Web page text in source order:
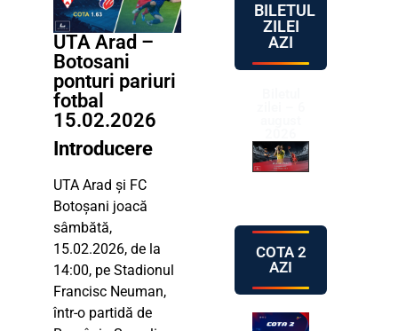
UTA Arad –
Botosani
ponturi pariuri
fotbal
15.02.2026
Introducere
UTA Arad și FC
Botoșani joacă
sâmbătă,
15.02.2026, de la
14:00, pe Stadionul
Francisc Neuman,
într-o partidă de
BILETUL
ZILEI
AZI
COTA 2
AZI